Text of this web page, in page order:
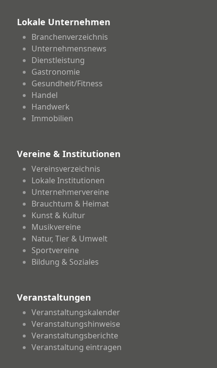
Lokale Unternehmen
Branchenverzeichnis
Unternehmensnews
Dienstleistung
Gastronomie
Gesundheit/Fitness
Handel
Handwerk
Immobilien
Vereine & Institutionen
Vereinsverzeichnis
Lokale Institutionen
Unternehmervereine
Brauchtum & Heimat
Kunst & Kultur
Musikvereine
Natur, Tier & Umwelt
Sportvereine
Bildung & Soziales
Veranstaltungen
Veranstaltungskalender
Veranstaltungshinweise
Veranstaltungsberichte
Veranstaltung eintragen